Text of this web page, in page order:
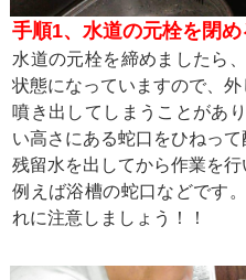
手順1、水道の元栓を閉め
水道の元栓を締めましたら
状態になっていますので、
噴き出してしまうことがあ
い高さにある蛇口をひねっ
残留水を出してから作業を行
例えば浴槽の蛇口などです
れに注意しましょう！！